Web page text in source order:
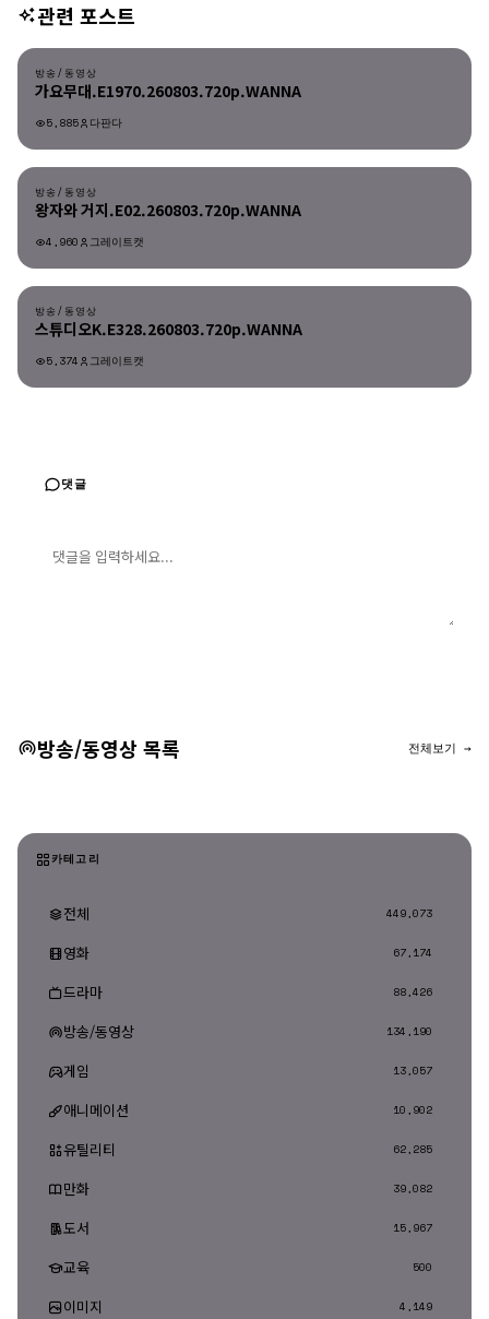
관련 포스트
방송/동영상
방송/동영상
가요무대.E1970.260803.720p.WANNA
5,885 다판다
방송/동영상
방송/동영상
왕자와 거지.E02.260803.720p.WANNA
4,960 그레이트캣
방송/동영상
방송/동영상
스튜디오K.E328.260803.720p.WANNA
5,374 그레이트캣
댓글
방송/동영상 목록 전체보기 →
카테고리
전체 449,073
영화 67,174
드라마 88,426
방송/동영상 134,190
게임 13,057
애니메이션 10,902
유틸리티 62,285
만화 39,082
도서 15,967
교육 500
이미지 4,149